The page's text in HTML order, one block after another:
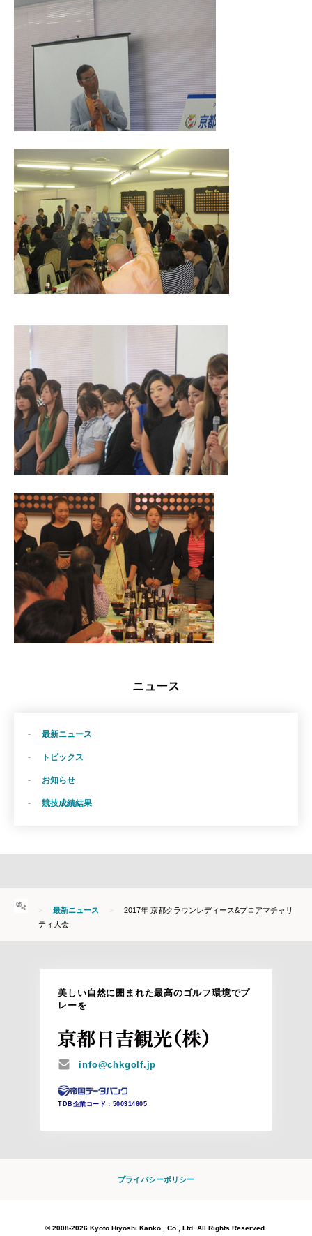
ニュース
最新ニュース
トピックス
お知らせ
競技成績結果
最新ニュース
2017年 京都クラウンレディース&プロアマチャリ
ティ大会
美しい自然に囲まれた最高のゴルフ環境でプ
レーを
MAIL
info@chkgolf.jp
TDB企業コード： 500314605
プライバシーポリシー
© 2008-2026 Kyoto Hiyoshi Kanko., Co., Ltd. All Rights Reserved.